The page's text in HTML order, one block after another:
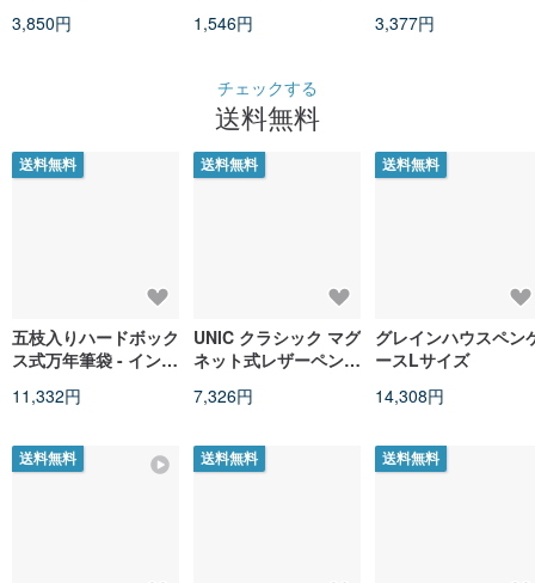
3,850円
ンケース / SGS 検査
1,546円
ース ＊イギリス輸入
3,377円
チェックする
送料無料
送料無料
五枝入りハードボック
ス式万年筆袋 - インデ
11,332円
送料無料
送料無料
UNIC クラシック マグ
ネット式レザーペンケ
ンケース【カスタマイ
7,326円
送料無料
送料無料
グレインハウスペン
ースLサイズ
14,308円
送料無料